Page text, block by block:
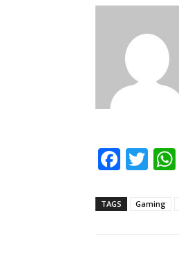
F
c
T
itt
TAGS Gaming